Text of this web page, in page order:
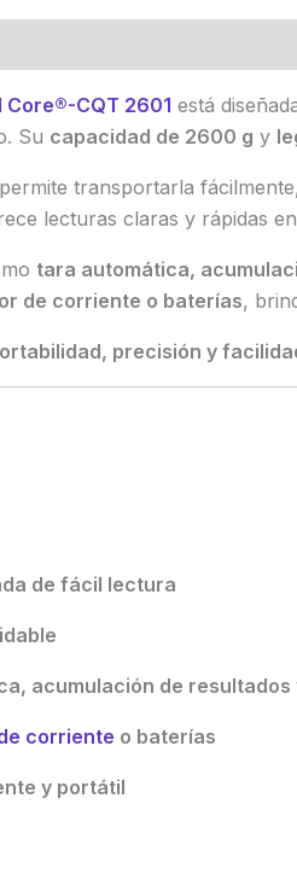
CQT 2601 está
Su capacidad de 2600 g y
permite transportarla
lecturas claras y rápidas
tara automática,
de corriente o baterías,
precisión y
de fácil lectura
acumulación de
corriente o baterías
y portátil